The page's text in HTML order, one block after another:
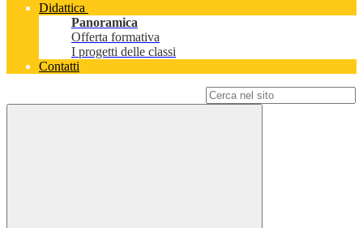
Didattica
Panoramica
Offerta formativa
I progetti delle classi
Contatti